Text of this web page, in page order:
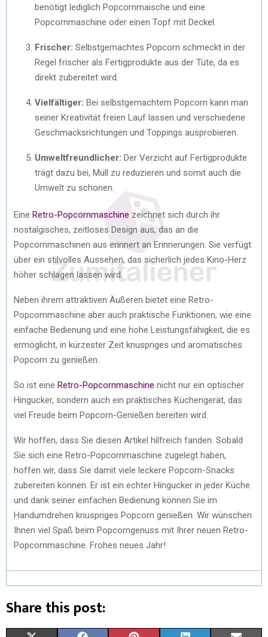
benötigt lediglich Popcornmaische und eine
Popcornmaschine oder einen Topf mit Deckel.
Frischer: Selbstgemachtes Popcorn schmeckt in der
Regel frischer als Fertigprodukte aus der Tüte, da es
direkt zubereitet wird.
Vielfältiger: Bei selbstgemachtem Popcorn kann man
seiner Kreativität freien Lauf lassen und verschiedene
Geschmacksrichtungen und Toppings ausprobieren.
Umweltfreundlicher: Der Verzicht auf Fertigprodukte
trägt dazu bei, Müll zu reduzieren und somit auch die
Umwelt zu schonen.
Eine Retro-Popcornmaschine zeichnet sich durch ihr
nostalgisches, zeitloses Design aus, das an die
Popcornmaschinen aus erinnert an Erinnerungen. Sie verfügt
über ein stilvolles Aussehen, das sicherlich jedes Kino-Herz
höher schlagen lassen wird.
Neben ihrem attraktiven Äußeren bietet eine Retro-
Popcornmaschine aber auch praktische Funktionen, wie eine
einfache Bedienung und eine hohe Leistungsfähigkeit, die es
ermöglicht, in kürzester Zeit knuspriges und aromatisches
Popcorn zu genießen.
So ist eine Retro-Popcornmaschine nicht nur ein optischer
Hingucker, sondern auch ein praktisches Küchengerät, das
viel Freude beim Popcorn-Genießen bereiten wird.
Wir hoffen, dass Sie diesen Artikel hilfreich fanden. Sobald
Sie sich eine Retro-Popcornmaschine zugelegt haben,
hoffen wir, dass Sie damit viele leckere Popcorn-Snacks
zubereiten können. Er ist ein echter Hingucker in jeder Küche
und dank seiner einfachen Bedienung können Sie im
Handumdrehen knuspriges Popcorn genießen. Wir wünschen
Ihnen viel Spaß beim Popcorngenuss mit Ihrer neuen Retro-
Popcornmaschine. Frohes neues Jahr!
Share this post: